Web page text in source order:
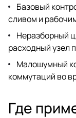
Базовый
сливом и
Неразборный
расходный узел
Малошумный
коммутаций во
Где